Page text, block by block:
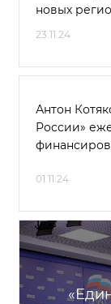
новых
23.11.24
Антон
России»
01.11.24